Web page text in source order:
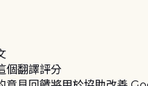
個翻譯評分